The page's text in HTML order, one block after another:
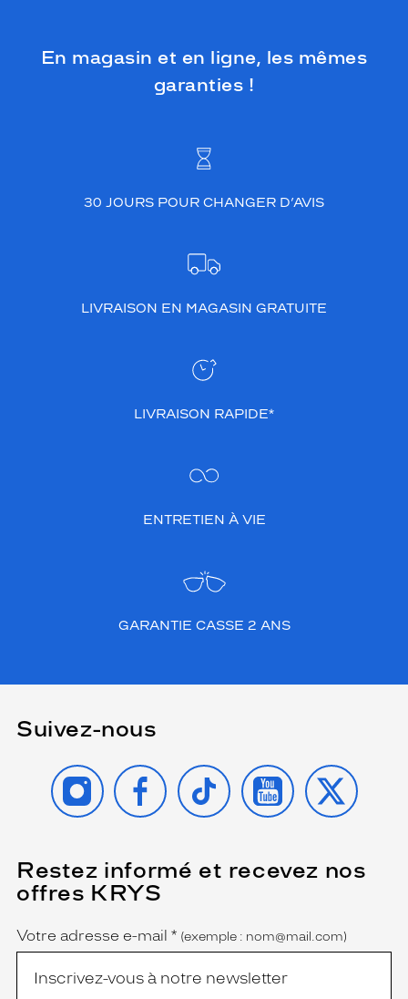
En magasin et en ligne, les mêmes
garanties !
30 JOURS POUR CHANGER D’AVIS
LIVRAISON EN MAGASIN GRATUITE
LIVRAISON RAPIDE*
ENTRETIEN À VIE
GARANTIE CASSE 2 ANS
Suivez-nous
INSTAGRAMFACEBOOK
TIKTOK YOUTUBE
X
Restez informé et recevez nos
offres KRYS
Name
Votre adresse e-mail *
(Ce
champ
est
obligatoire)
(exemple : nom@mail.com)